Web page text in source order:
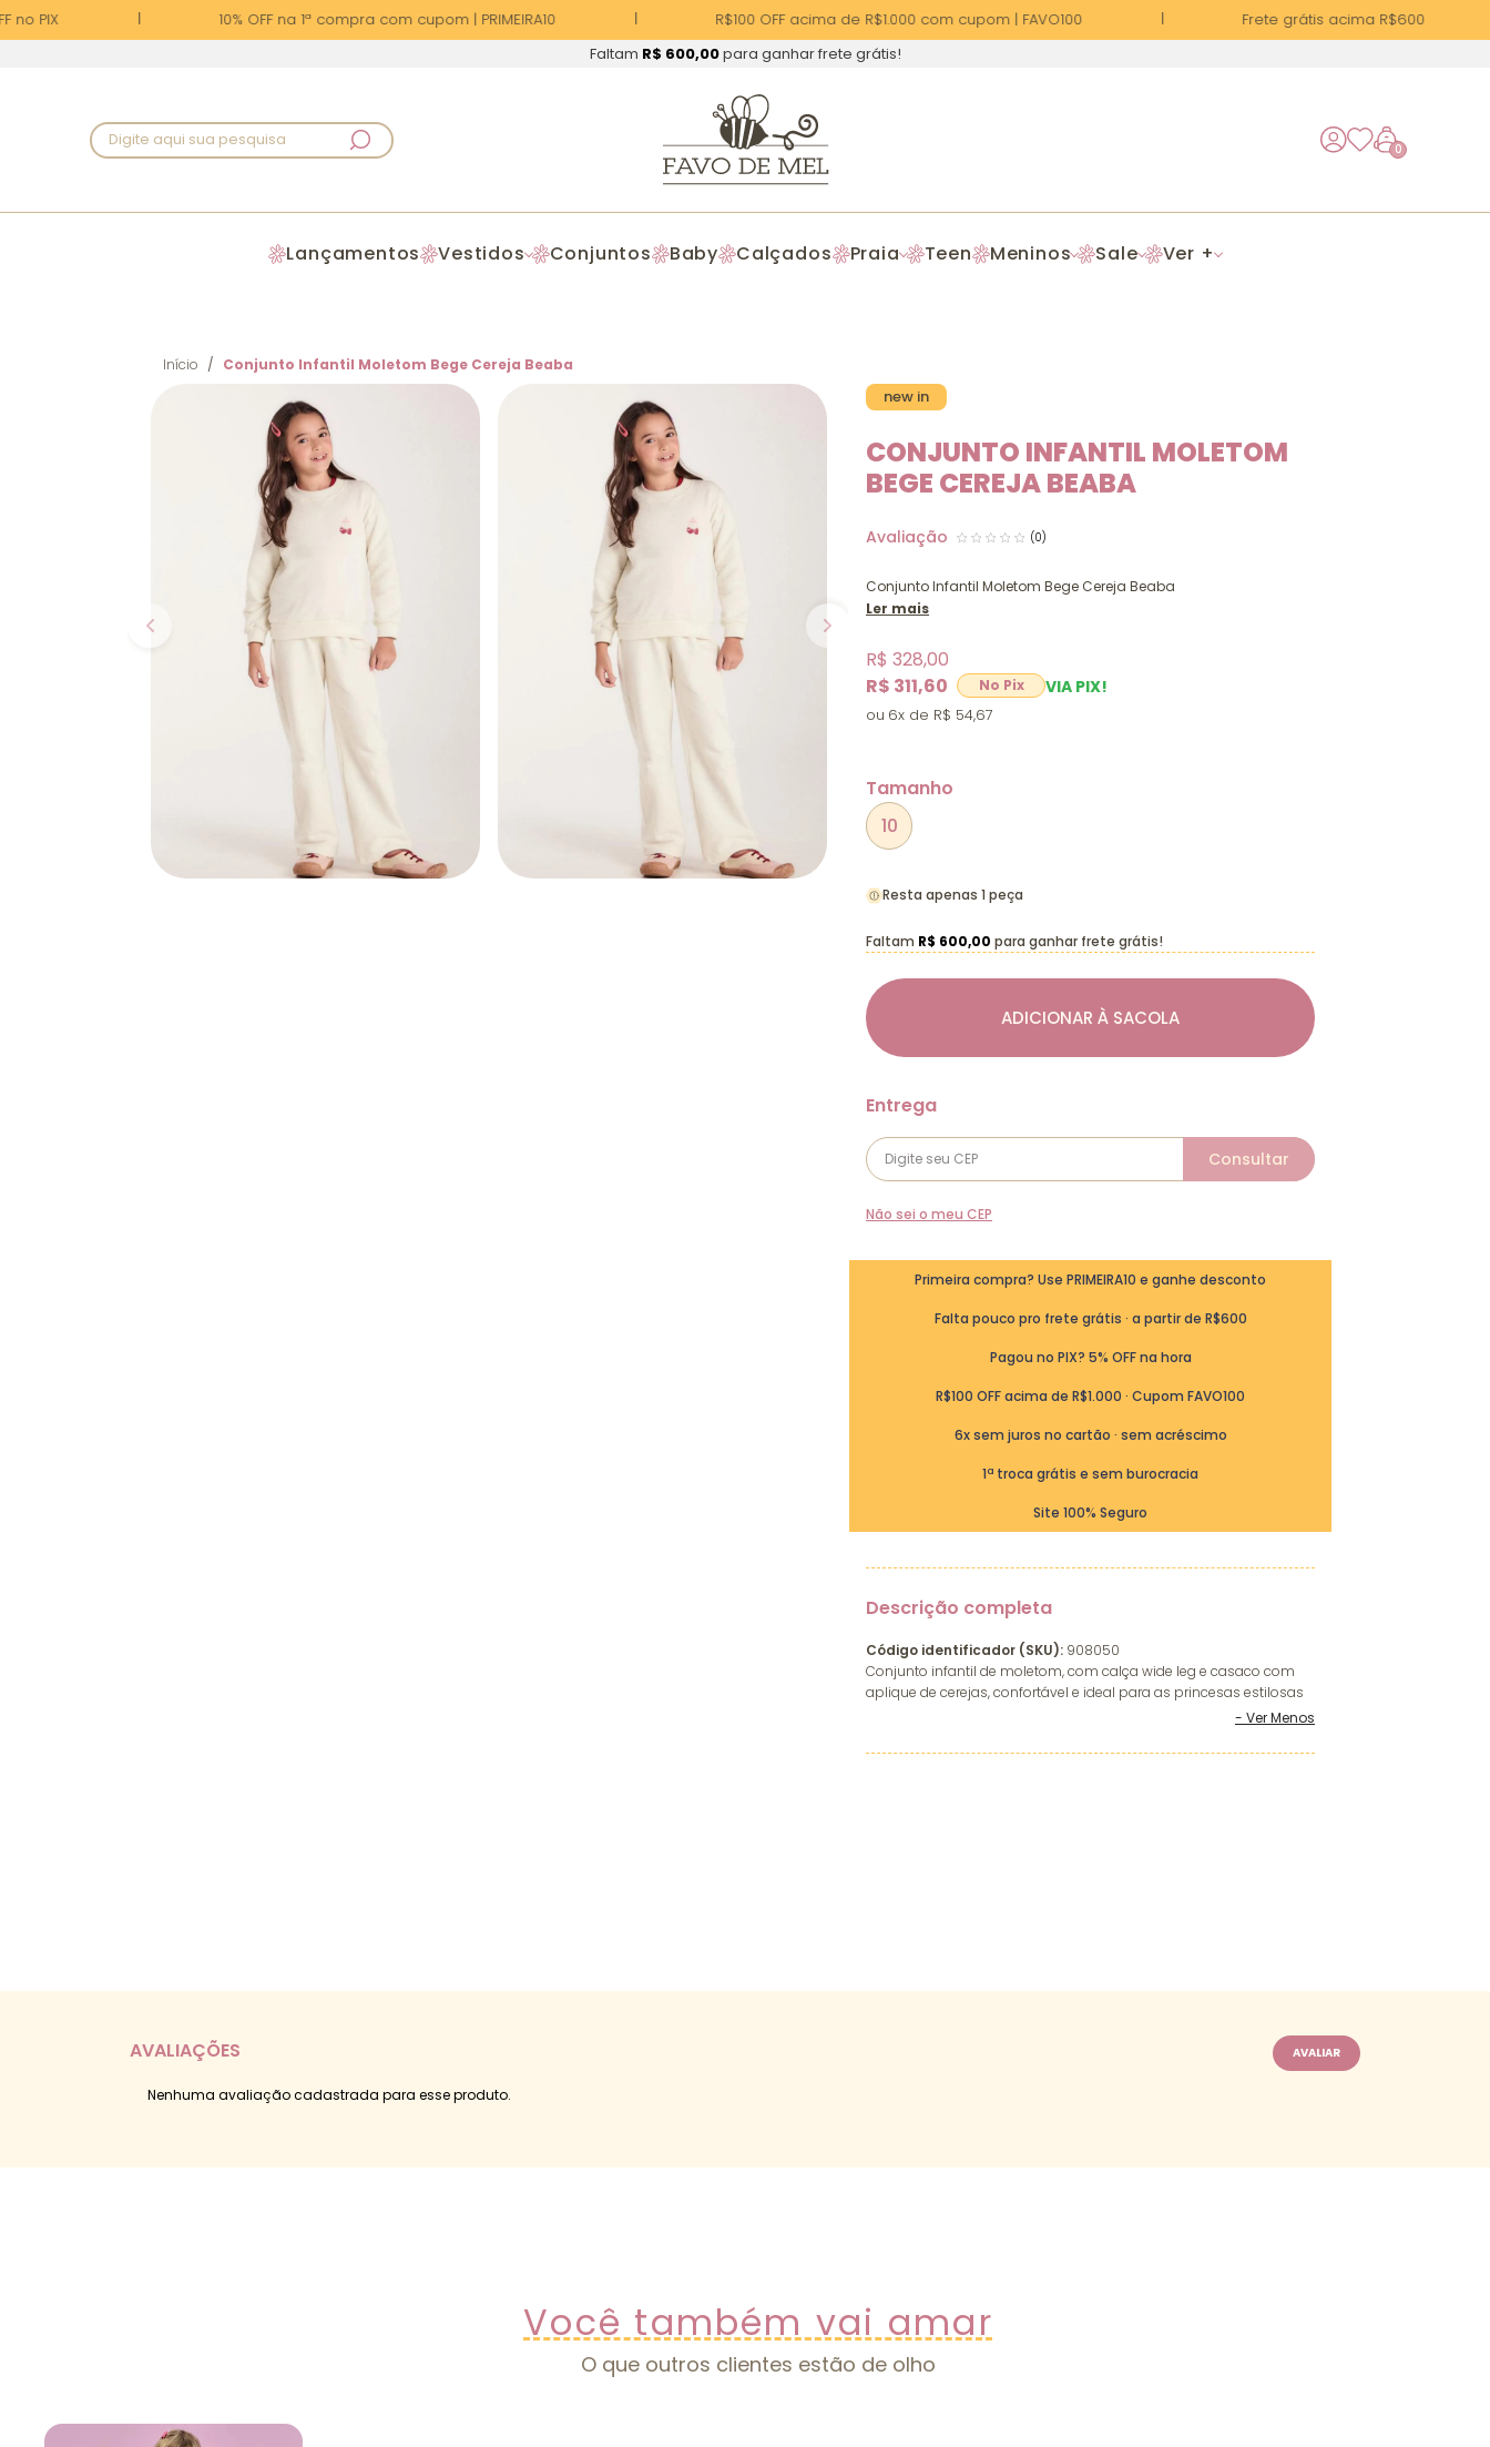
PIX 10% OFF na 1ª compra com cupom | PRIMEIRA10 R$100 OFF acima de R$1.000 com cupom | FAVO100
Frete grátis acima R$600
Faltam R$ 600,00para ganhar frete grátis!
Digite aqui sua pesquisa 0
Lançamentos Vestidos Conjuntos Baby Calçados Praia Teen Meninos Sale Ver +
Início Conjunto Infantil Moletom Bege Cereja Beaba
new in
CONJUNTO INFANTIL MOLETOM
BEGE CEREJA BEABA
(0)
Conjunto Infantil Moletom Bege Cereja Beaba
Ler mais
R$ 311,60 VIA PIX!
R$ 328,00
6x R$ 54,67
Tamanho
10
ADICIONAR À SACOLA
Resta apenas 1 peça
Faltam R$ 600,00 para ganhar frete grátis!
Não sei o meu CEP
Primeira compra? Use PRIMEIRA10 e ganhe desconto
Falta pouco pro frete grátis · a partir de R$600
Pagou no PIX? 5% OFF na hora
R$100 OFF acima de R$1.000 · Cupom FAVO100
6x sem juros no cartão · sem acréscimo
1ª troca grátis e sem burocracia
Site 100% Seguro
Descrição completa
Código identificador (SKU): 908050
Conjunto infantil de moletom, com calça wide leg e casaco com
aplique de cerejas, confortável e ideal para as princesas estilosas
AVALIAÇÕES
Nenhuma avaliação cadastrada para esse produto.
Você também vai amar
O que outros clientes estão de olho